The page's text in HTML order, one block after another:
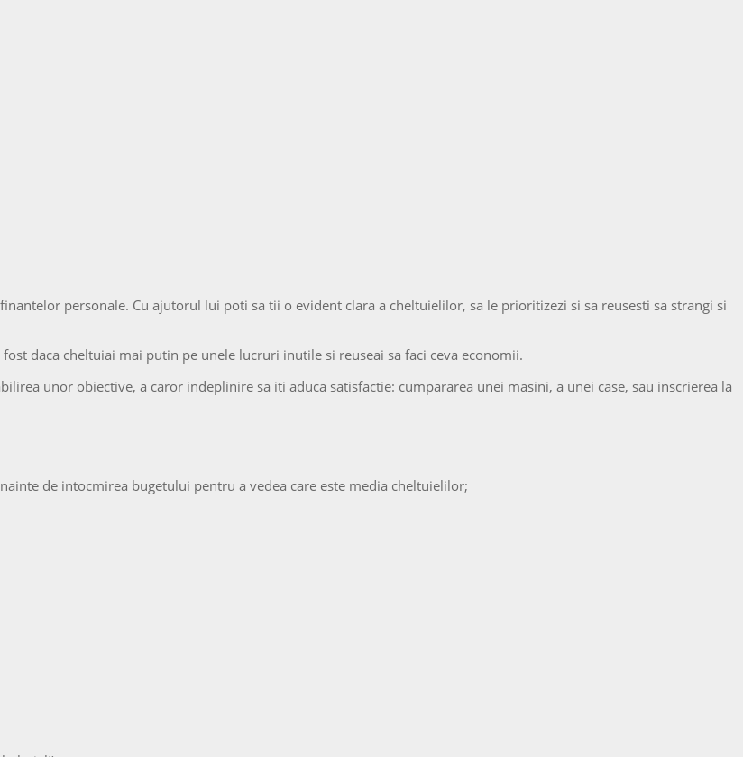
personale. Cu ajutorul lui poti sa tii o evident clara a cheltuielilor, sa le prioritizezi si sa reusesti sa strangi si
daca cheltuiai mai putin pe unele lucruri inutile si reuseai sa faci ceva economii.
unor obiective, a caror indeplinire sa iti aduca satisfactie: cumpararea unei masini, a unei case, sau inscrierea la
de intocmirea bugetului pentru a vedea care este media cheltuielilor;